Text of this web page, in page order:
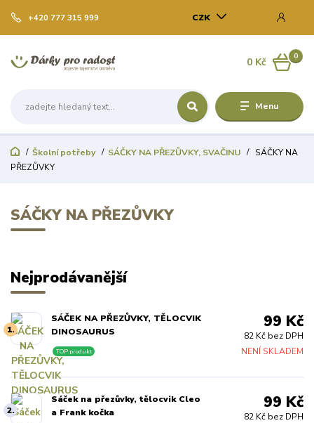
Menu
CZK
+420 777 315 999
0
0 Kč
Školní potřeby SÁČKY NA PŘEZŮVKY, SVAČINU
SÁČKY NA
PŘEZŮVKY
SÁČKY NA PŘEZŮVKY
Nejprodávanější
1.
SÁČEK NA PŘEZŮVKY, TĚLOCVIK
DINOSAURUS
NENÍ SKLADEM
TOP produkt
99 Kč
82 Kč bez DPH
2.
Sáček na přezůvky, tělocvik Cleo
a Frank kočka
99 Kč
82 Kč bez DPH